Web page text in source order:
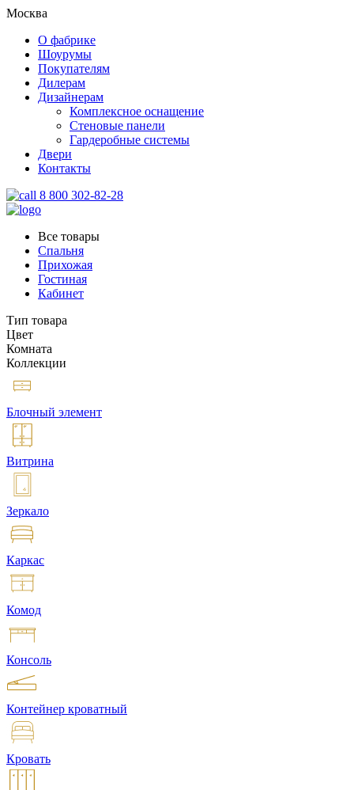
Москва
О фабрике
Шоурумы
Покупателям
Дилерам
Дизайнерам
Комплексное оснащение
Стеновые панели
Гардеробные системы
Двери
Контакты
8 800 302-82-28
Все товары
Спальня
Прихожая
Гостиная
Кабинет
Тип товара
Цвет
Комната
Коллекции
Блочный элемент
Витрина
Зеркало
Каркас
Комод
Консоль
Контейнер кроватный
Кровать